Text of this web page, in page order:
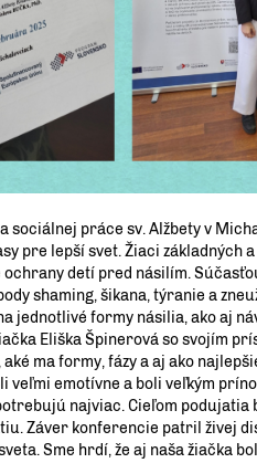
sociálnej práce sv. Alžbety v
pre lepší svet. Žiaci základných
detí pred násilím.
shaming, šikana, týranie a
jednotlivé formy násilia, ako aj
Eliška Špinerová so svojím
ma formy, fázy a aj ako
veľmi emotívne a boli veľkým
najviac. Cieľom podujatia
Záver konferencie patril živej
Sme hrdí, že aj naša žiačka